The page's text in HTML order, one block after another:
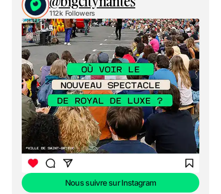
112k Followers
Nous suivre sur Instagram